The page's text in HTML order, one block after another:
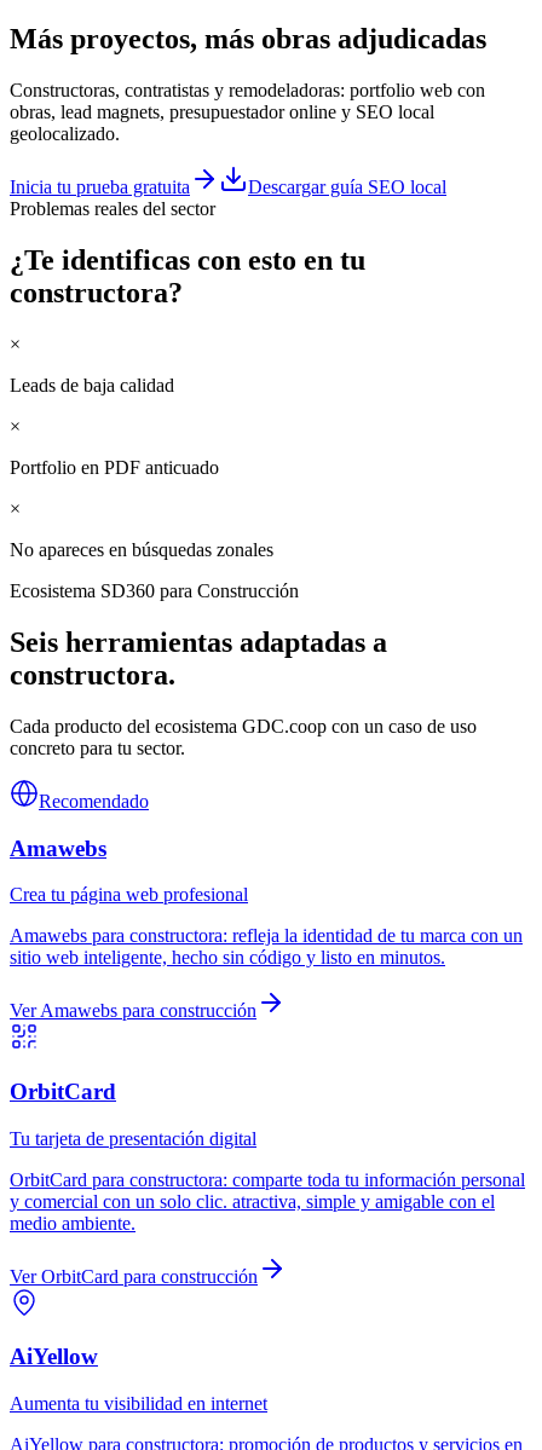
Más proyectos, más obras adjudicadas
Constructoras, contratistas y remodeladoras: portfolio web con
obras, lead magnets, presupuestador online y SEO local
geolocalizado.
Inicia tu prueba gratuita
Descargar guía SEO local
Problemas reales del sector
¿Te identificas con esto en tu
constructora?
×
Leads de baja calidad
×
Portfolio en PDF anticuado
×
No apareces en búsquedas zonales
Ecosistema SD360 para Construcción
Seis herramientas adaptadas a
constructora.
Cada producto del ecosistema GDC.coop con un caso de uso
concreto para tu sector.
Recomendado
Amawebs
Crea tu página web profesional
Amawebs para constructora: refleja la identidad de tu marca con un
sitio web inteligente, hecho sin código y listo en minutos.
VerAmawebs para construcción
OrbitCard
Tu tarjeta de presentación digital
OrbitCard para constructora: comparte toda tu información personal
y comercial con un solo clic. atractiva, simple y amigable con el
medio ambiente.
VerOrbitCard para construcción
AiYellow
Aumenta tu visibilidad en internet
AiYellow para constructora: promoción de productos y servicios en